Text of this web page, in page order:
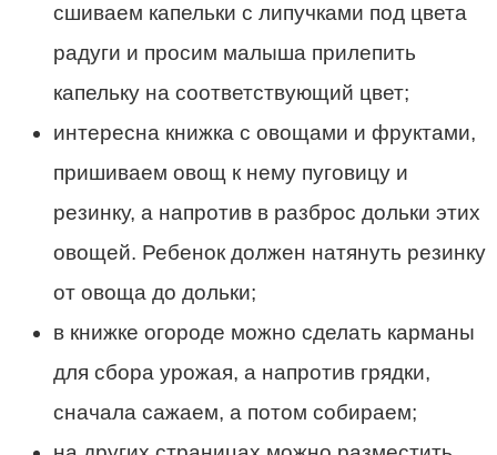
сшиваем капельки с липучками под цвета
радуги и просим малыша прилепить
капельку на соответствующий цвет;
интересна книжка с овощами и фруктами,
пришиваем овощ к нему пуговицу и
резинку, а напротив в разброс дольки этих
овощей. Ребенок должен натянуть резинку
от овоща до дольки;
в книжке огороде можно сделать карманы
для сбора урожая, а напротив грядки,
сначала сажаем, а потом собираем;